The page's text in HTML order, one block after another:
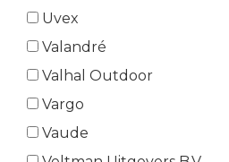
Uvex
Valandré
Valhal Outdoor
Vargo
Vaude